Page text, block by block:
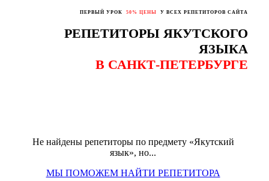
ПЕРВЫЙ УРОК 50% ЦЕНЫ У ВСЕХ РЕПЕТИТОРОВ САЙТА
РЕПЕТИТОРЫ ЯКУТСКОГО
ЯЗЫКА
В САНКТ-ПЕТЕРБУРГЕ
Не найдены репетиторы по предмету «Якутский
язык», но...
МЫ ПОМОЖЕМ НАЙТИ РЕПЕТИТОРА